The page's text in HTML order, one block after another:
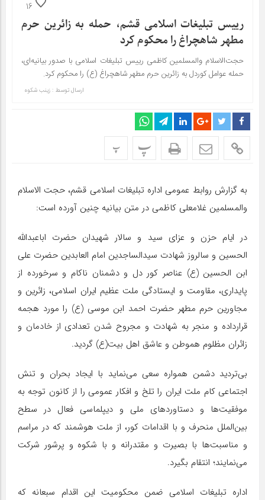
16
رییس تبلیغات اسلامی قشم، حمله به زائرین حرم
مطهر شاهچراغ را محکوم کرد
حجت‌الاسلام‌ والمسلمین کاظمی رییس تبلیغات اسلامی با صدور بیانیه‌ای،
حمله عوامل کوردل به زائرین حرم مطهر شاهچراغ (ع) را محکوم کرد.
ارسال توسط : زینب شکوه
پ پ
به گزارش روابط عمومی اداره تبلیغات اسلامی قشم، حجت الاسلام
والمسلمین غلامعلی کاظمی در متن بیانیه‌ چنین آورده است:
در ایام حزن و عزای سید و سالار شهیدان حضرت اباعبدالله
الحسین و سالروز شهادت سیدالساجدین امام العابدین حضرت علی
ابن الحسین (ع) عناصر کور دل و دشمنان ناکام و سرخورده از
پایداری، مقاومت و ایستادگی ملت عظیم ایران اسلامی، زائرین و
مجاورین حرم مطهر حضرت احمد ابن موسی (ع) را مورد هجمه
قرارداده و منجر به شهادت و مجروح شدن تعدادی از خادمان و
زائران مظلوم هموطن و عاشق اهل بیت(ع) گردید.
بی‌تردید دشمن همواره سعی می‌نماید با ایجاد بحران و تنش
اجتماعی کام ملت ایران را تلخ و افکار عمومی را از کانون توجه به
موفقیت‌ها و دستاوردهای ملی و دیپلماسی فعال در سطح
بین‌الملل منحرف و با اقدامات کور، از ملت هوشمند که در مراسم
و مناسبت‌ها با بصیرت و مقتدرانه و با شکوه و پرشور شرکت
می‌نمایند؛ انتقام بگیرد.
اداره تبلیغات اسلامی ضمن محکومیت این اقدام سبعانه که